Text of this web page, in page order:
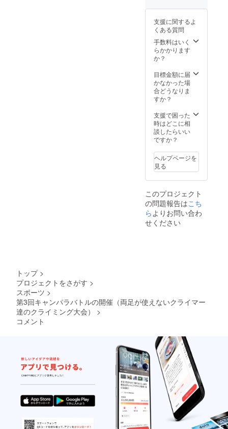
視して
いま
す。
ださ
い。」
理事長
である
大内秀
之は、
クライ
ミング
の世界
表彰台
に上が
るの
で、帰
メダル
を持っ
て挨拶
に伺い
国内に
限り交
通費宿
泊費は
リター
ング施
指定さ
れる場
合、場
所に
よって
費が発
生する
可能性
がござ
す。
支援に関するよ
くある質問
手数料はいく
らかかります
か？
目標金額に届
かなかった場
合どうなりま
すか？
支援で困った
時はどこに相
談したらいい
ですか？
ヘルプページを
見る
このプロジェクト
の問題報告はこち
ら よりお問い合わ
せください
トップ >
プロジェクトをさがす >
スポーツ >
第3回キャンパラバトルの開催（両足が使えないクライマー
達のクライミング大会）
>
コメント